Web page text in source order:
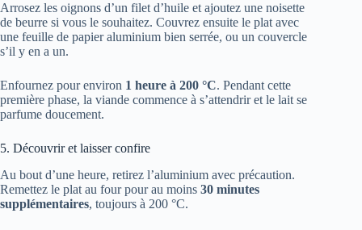
Arrosez les oignons d’un filet d’huile et ajoutez une noisette
de beurre si vous le souhaitez. Couvrez ensuite le plat avec
une feuille de papier aluminium bien serrée, ou un couvercle
s’il y en a un.
Enfournez pour environ 1 heure à 200 °C. Pendant cette
première phase, la viande commence à s’attendrir et le lait se
parfume doucement.
5. Découvrir et laisser confire
Au bout d’une heure, retirez l’aluminium avec précaution.
Remettez le plat au four pour au moins 30 minutes
supplémentaires, toujours à 200 °C.